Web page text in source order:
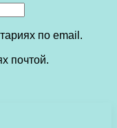
по email.
почтой.